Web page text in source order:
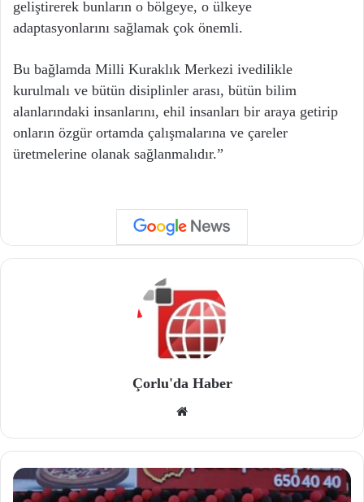
geliştirerek bunların o bölgeye, o ülkeye
adaptasyonlarını sağlamak çok önemli.
Bu bağlamda Milli Kuraklık Merkezi ivedilikle
kurulmalı ve bütün disiplinler arası, bütün bilim
alanlarındaki insanlarını, ehil insanları bir araya getirip
onların özgür ortamda çalışmalarına ve çareler
üretmelerine olanak sağlanmalıdır.”
Çorlu'da Haber
site
si